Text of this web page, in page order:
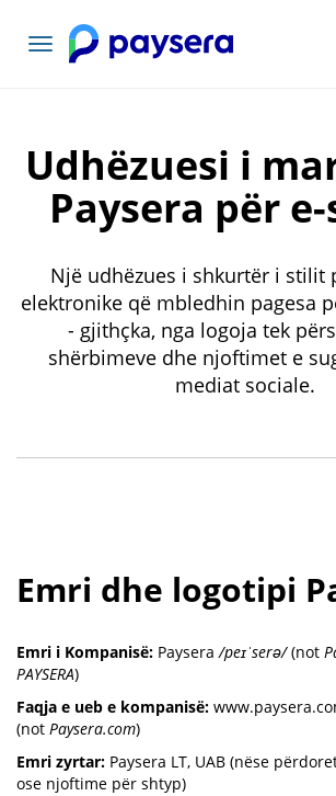
Lundrimi
toggle
Udhëzuesi i
Paysera për
Një udhëzues i shkurtër i stilit
elektronike që mbledhin pagesa
- gjithçka, nga logoja tek
shërbimeve dhe njoftimet e
mediat sociale.
Emri dhe logotipi
Emri i Kompanisë: Paysera/peɪˈserə/(not
PAYSERA)
Faqja e ueb e kompanisë:
(not Paysera.com)
Emri zyrtar: Paysera LT, UAB (nëse
ose njoftime për shtyp)